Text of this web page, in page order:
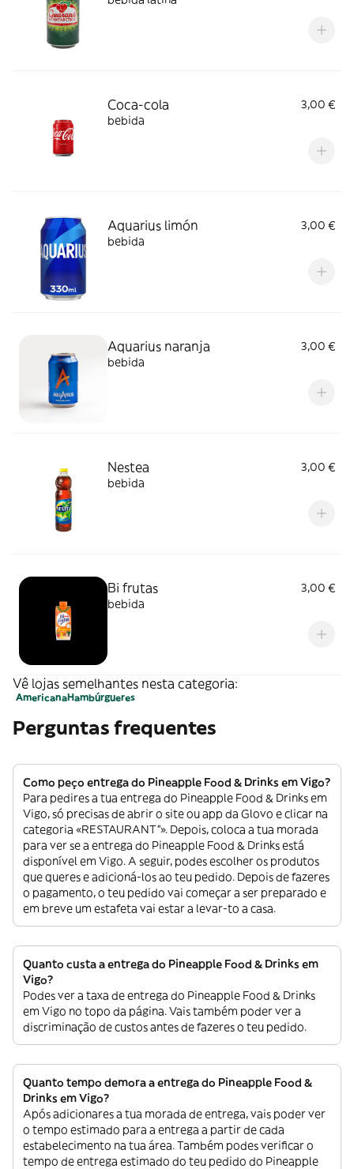
Coca-cola
3,00 €
bebida
Aquarius limón
3,00 €
bebida
Aquarius naranja
3,00 €
bebida
Nestea
3,00 €
bebida
Bi frutas
3,00 €
bebida
Vê lojas semelhantes nesta categoria:
AmericanaHambúrgueres
Perguntas frequentes
Como peço entrega do Pineapple Food & Drinks em Vigo?
Para pedires a tua entrega do Pineapple Food & Drinks em
Vigo, só precisas de abrir o site ou app da Glovo e clicar na
categoria «RESTAURANT”». Depois, coloca a tua morada
para ver se a entrega do Pineapple Food & Drinks está
disponível em Vigo. A seguir, podes escolher os produtos
que queres e adicioná-los ao teu pedido. Depois de fazeres
o pagamento, o teu pedido vai começar a ser preparado e
em breve um estafeta vai estar a levar-to a casa.
Quanto custa a entrega do Pineapple Food & Drinks em
Vigo?
Podes ver a taxa de entrega do Pineapple Food & Drinks
em Vigo no topo da página. Vais também poder ver a
discriminação de custos antes de fazeres o teu pedido.
Quanto tempo demora a entrega do Pineapple Food &
Drinks em Vigo?
Após adicionares a tua morada de entrega, vais poder ver
o tempo estimado para a entrega a partir de cada
estabelecimento na tua área. Também podes verificar o
tempo de entrega estimado do teu pedido do Pineapple